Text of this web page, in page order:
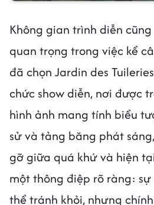
Không gian trình diễn
quan trọng trong việc kể
đã chọn Jardin des
chức show diễn, nơi được
hình ảnh mang tính biểu
sử và tảng băng phát
gỡ giữa quá khứ và hiện
một thông điệp rõ ràng:
thể tránh khỏi, nhưng